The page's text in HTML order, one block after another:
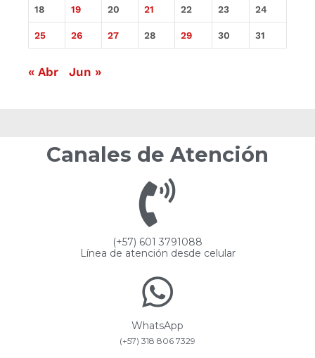
18 19 20 21 22 23 24
25 26 27 28 29 30 31
« Abr Jun »
Canales de Atención
(+57) 601 3791088
Línea de atención desde celular
WhatsApp
(+57) 318 806 7329